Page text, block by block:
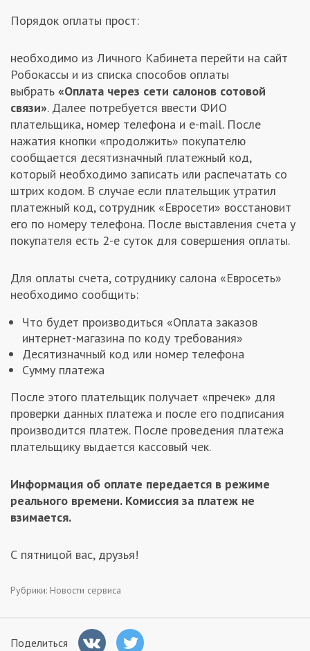
Порядок оплаты прост:
необходимо из Личного Кабинета перейти на сайт
Робокассы и из списка способов оплаты
выбрать «Оплата через сети салонов сотовой
связи». Далее потребуется ввести ФИО
плательщика, номер телефона и e-mail. После
нажатия кнопки «продолжить» покупателю
сообщается десятизначный платежный код,
который необходимо записать или распечатать со
штрих кодом. В случае если плательщик утратил
платежный код, сотрудник «Евросети» восстановит
его по номеру телефона. После выставления счета у
покупателя есть 2-е суток для совершения оплаты.
Для оплаты счета, сотруднику салона «Евросеть»
необходимо сообщить:
Что будет производиться «Оплата заказов
интернет-магазина по коду требования»
Десятизначный код или номер телефона
Сумму платежа
После этого плательщик получает «пречек» для
проверки данных платежа и после его подписания
производится платеж. После проведения платежа
плательщику выдается кассовый чек.
Информация об оплате передается в режиме
реального времени. Комиссия за платеж не
взимается.
С пятницой вас, друзья!
Рубрики: Новости сервиса
Поделиться